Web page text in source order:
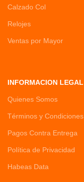
Calzado Col
Relojes
Ventas por Mayor
INFORMACION LEGAL
Quienes Somos
Términos y Condiciones
Pagos Contra Entrega
Política de Privacidad
Habeas Data